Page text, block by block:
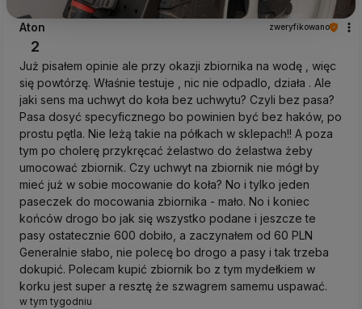
Aton zweryfikowano
2
Już pisałem opinie ale przy okazji zbiornika na wodę , więc
się powtórzę. Właśnie testuje , nic nie odpadlo, działa . Ale
jaki sens ma uchwyt do koła bez uchwytu? Czyli bez pasa?
Pasa dosyć specyficznego bo powinien być bez haków, po
prostu pętla. Nie leżą takie na półkach w sklepach!! A poza
tym po cholerę przykręcać żelastwo do żelastwa żeby
umocować zbiornik. Czy uchwyt na zbiornik nie mógł by
mieć już w sobie mocowanie do koła? No i tylko jeden
paseczek do mocowania zbiornika - mało. No i koniec
końców drogo bo jak się wszystko podane i jeszcze te
pasy ostatecznie 600 dobiło, a zaczynałem od 60 PLN
Generalnie słabo, nie polecę bo drogo a pasy i tak trzeba
dokupić. Polecam kupić zbiornik bo z tym mydełkiem w
korku jest super a resztę że szwagrem samemu uspawać.
w tym tygodniu